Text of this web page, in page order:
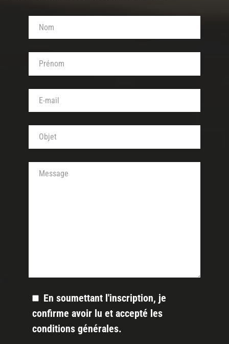
Votre nom (obligatoire)
Votre prénom (obligatoire)
Votre adresse de messagerie (obligatoire)
Objet de votre message (obligatoire)
Votre message
En soumettant l'inscription, je
confirme avoir lu et accepté les
conditions générales.